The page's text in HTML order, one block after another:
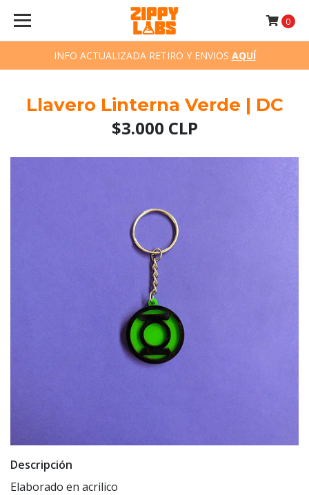
INFO ACTUALIZADA RETIRO Y ENVIOS AQUÍ
0
Llavero Linterna Verde | DC
$3.000 CLP
Descripción
Elaborado en acrilico